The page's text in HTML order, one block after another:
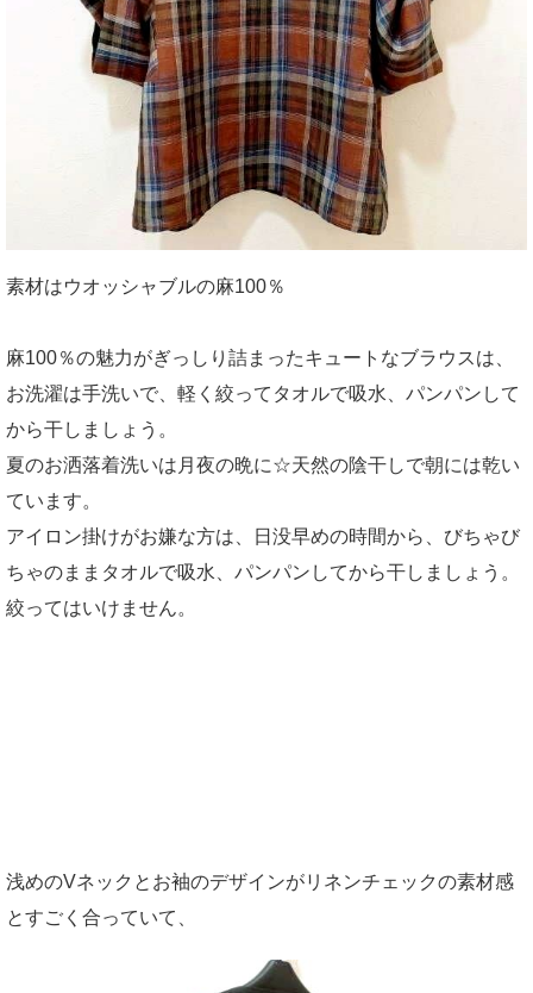
素材はウオッシャブルの麻100％
麻100％の魅力がぎっしり詰まったキュートなブラウスは、
お洗濯は手洗いで、軽く絞ってタオルで吸水、パンパンして
から干しましょう。
夏のお洒落着洗いは月夜の晩に☆天然の陰干しで朝には乾い
ています。
アイロン掛けがお嫌な方は、日没早めの時間から、びちゃび
ちゃのままタオルで吸水、パンパンしてから干しましょう。
絞ってはいけません。
浅めのVネックとお袖のデザインがリネンチェックの素材感
とすごく合っていて、